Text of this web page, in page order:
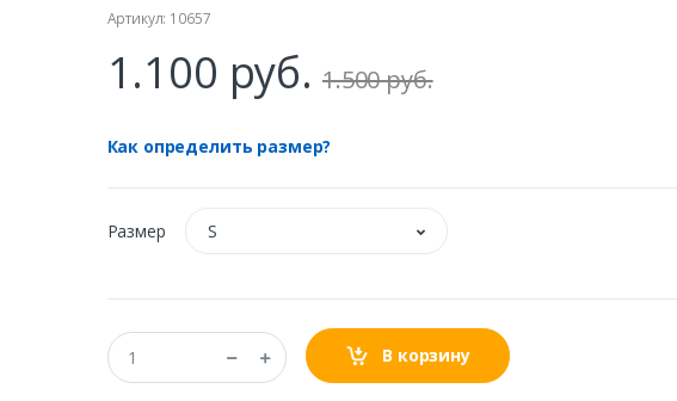
Артикул: 10657
1.100 руб. 1.500 руб.
Как определить размер?
Размер S
В корзину